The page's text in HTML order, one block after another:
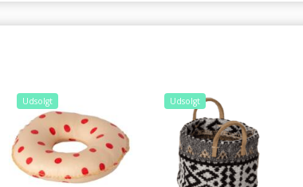
Udsolgt Udsolgt